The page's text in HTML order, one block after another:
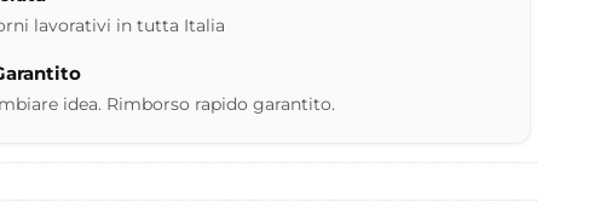
lavorativi in tutta Italia
idea. Rimborso rapido garantito.